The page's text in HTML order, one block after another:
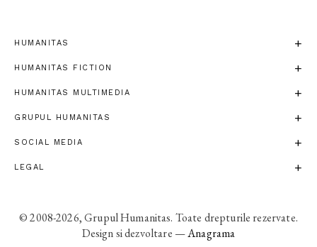
HUMANITAS
HUMANITAS FICTION
HUMANITAS MULTIMEDIA
GRUPUL HUMANITAS
SOCIAL MEDIA
LEGAL
© 2008-2026, Grupul Humanitas. Toate drepturile rezervate.
Design si dezvoltare —Anagrama